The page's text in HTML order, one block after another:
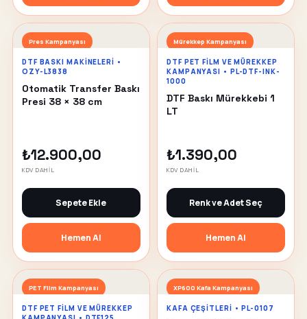
Pres Kampanyası
DTF BASKI MAKINELERI •
OZY-L3838
Otomatik Transfer Baskı
Presi 38 × 38 cm
₺12.900,00
KDV DAHİL
Sepete Ekle
Hemen Al
Mürekkep Kampanyası
DTF PET FILM VE MÜREKKEP
KAMPANYASI • PL-DTF-INK-
1000
DTF Baskı Mürekkebi 1
LT
₺1.390,00
KDV DAHİL
Renk ve Adet Seç
Hemen Al
PET Film Kampanyası
DTF PET FILM VE MÜREKKEP
XP600 Kafa Kampanyası
KAFA ÇEŞITLERI • PL-0107